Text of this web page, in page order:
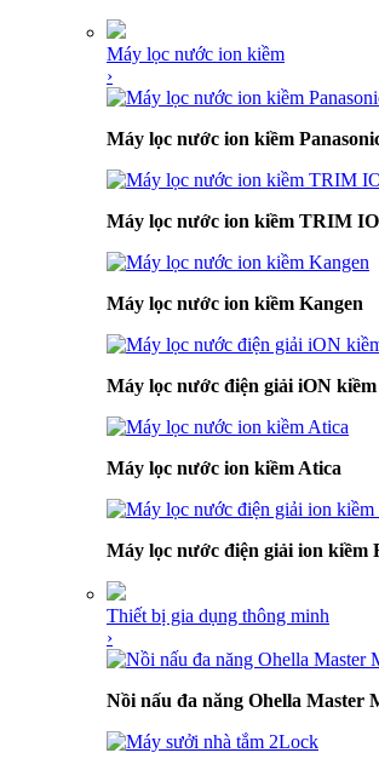
Máy lọc nước ion kiềm
›
Máy lọc nước ion kiềm
Máy lọc nước ion kiềm TRIM
Máy lọc nước ion kiềm Kangen
Máy lọc nước điện giải iON
Máy lọc nước ion kiềm Atica
Máy lọc nước điện giải ion kiềm
Thiết bị gia dụng thông minh
›
Nồi nấu đa năng Ohella Master